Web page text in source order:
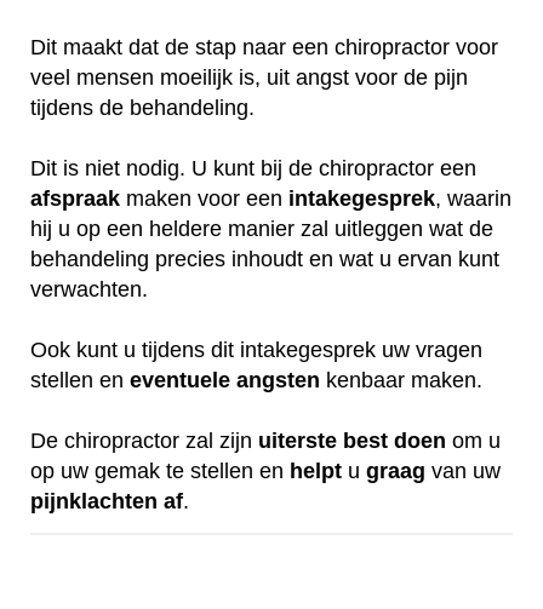
Dit maakt dat de stap naar een chiropractor voor
veel mensen moeilijk is, uit angst voor de pijn
tijdens de behandeling.
Dit is niet nodig. U kunt bij de chiropractor een
afspraak maken voor een intakegesprek, waarin
hij u op een heldere manier zal uitleggen wat de
behandeling precies inhoudt en wat u ervan kunt
verwachten.
Ook kunt u tijdens dit intakegesprek uw vragen
stellen en eventuele angsten kenbaar maken.
De chiropractor zal zijn uiterste best doen om u
op uw gemak te stellen en helpt u graag van uw
pijnklachten af.